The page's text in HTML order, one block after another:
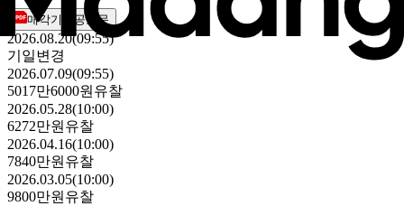
매각기일공고문
2026.08.20(09:55)
기일변경
2026.07.09(09:55)
5017만6000원 유찰
2026.05.28(10:00)
6272만원 유찰
2026.04.16(10:00)
7840만원 유찰
2026.03.05(10:00)
9800만원 유찰